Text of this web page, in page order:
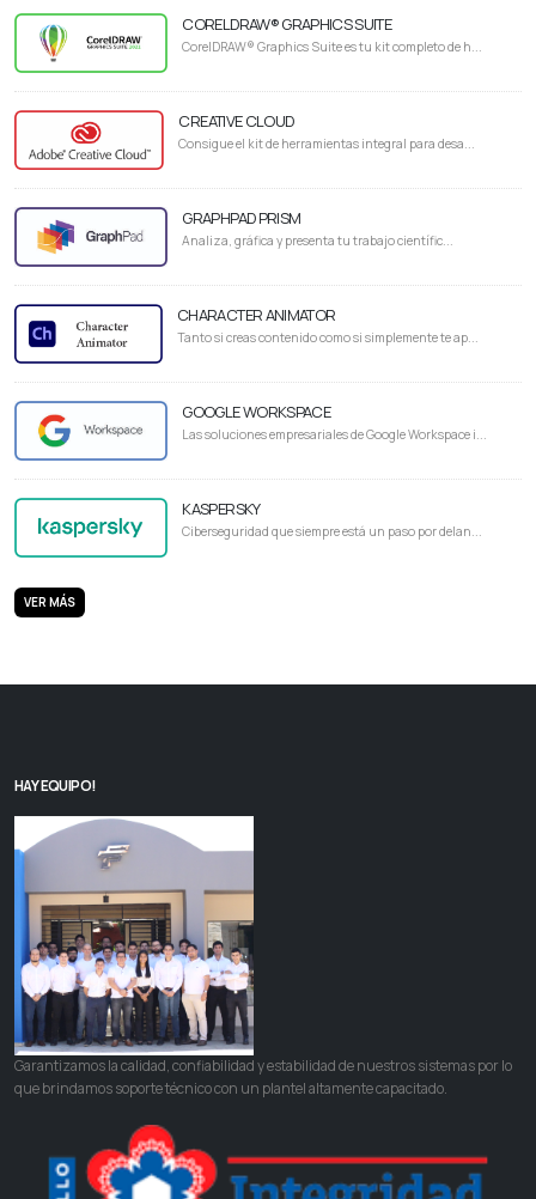
CORELDRAW® GRAPHICS SUITE
CorelDRAW® Graphics Suite es tu kit completo de h...
CREATIVE CLOUD
Consigue el kit de herramientas integral para desa...
GRAPHPAD PRISM
Analiza, gráfica y presenta tu trabajo científic...
CHARACTER ANIMATOR
Tanto si creas contenido como si simplemente te ap...
GOOGLE WORKSPACE
Las soluciones empresariales de Google Workspace i...
KASPERSKY
Ciberseguridad que siempre está un paso por delan...
VER MÁS
HAY EQUIPO!
Garantizamos la calidad, confiabilidad y estabilidad de nuestros sistemas por lo
que brindamos soporte técnico con un plantel altamente capacitado.